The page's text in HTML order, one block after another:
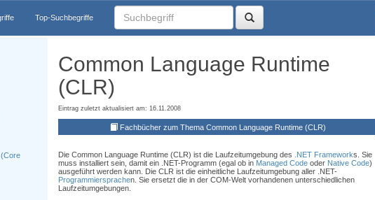
Top-Suchbegriffe
(Core
Common Language Runtime
(CLR)
Eintrag zuletzt aktualisiert am: 16.11.2008
Fachbücher zum Thema Common Language Runtime (CLR)
Die Common Language Runtime (CLR) ist die Laufzeitumgebung des .NET Frameworks. Sie
muss installiert sein, damit ein .NET-Programm (egal ob in Managed Codeoder Native Code)
ausgeführt werden kann. Die CLR ist die einheitliche Laufzeitumgebung aller .NET-
Programmiersprachen. Sie ersetzt die in der COM-Welt vorhandenen unterschiedlichen
Laufzeitumgebungen.